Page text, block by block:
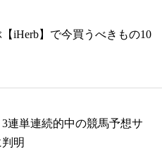
iHerb】で今買うべきもの10
3連単連続的中の競馬予想サ
明